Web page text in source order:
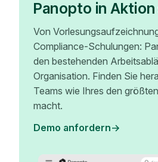
Panopto in Aktion
Von
Compliance-Schulungen:
den bestehenden
Organisation. Finden Sie
Teams wie Ihres den
macht.
Demo anfordern